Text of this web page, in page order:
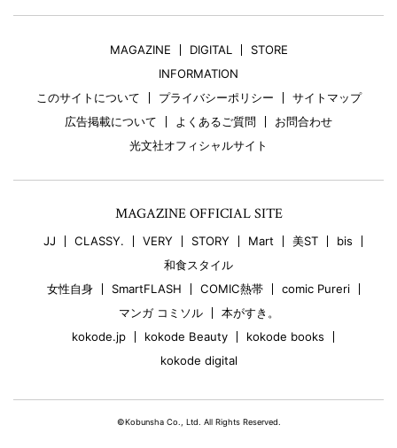
MAGAZINE DIGITAL
STORE
INFORMATION
このサイトについて
プライバシーポリシー
サイトマップ
広告掲載について
よくあるご質問
お問合わせ
光文社オフィシャルサイト
MAGAZINE OFFICIAL SITE
JJ CLASSY. VERY STORY Mart 美ST
bis
和食スタイル
女性自身
SmartFLASH COMIC熱帯
comic Pureri
マンガ コミソル
本がすき。
kokode.jp
kokode Beauty
kokode books
kokode digital
©Kobunsha Co., Ltd. All Rights Reserved.